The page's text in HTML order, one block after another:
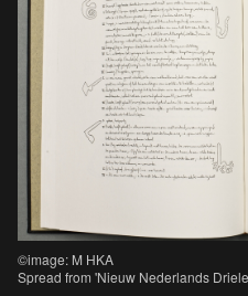
©image: M HKA
Spread from 'Nieuw Nederlands